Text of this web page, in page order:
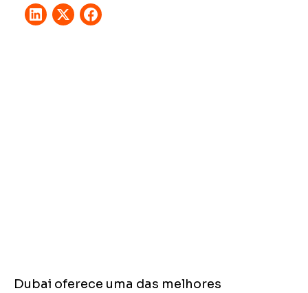
Dubai oferece uma das melhores